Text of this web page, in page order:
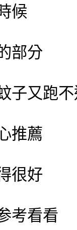
候
部分
子又跑
推薦
很好
考看看